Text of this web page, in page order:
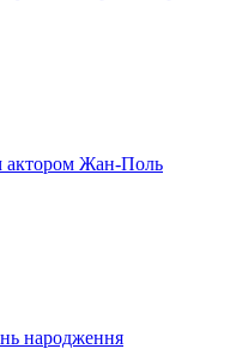
актором Жан-Поль
народження